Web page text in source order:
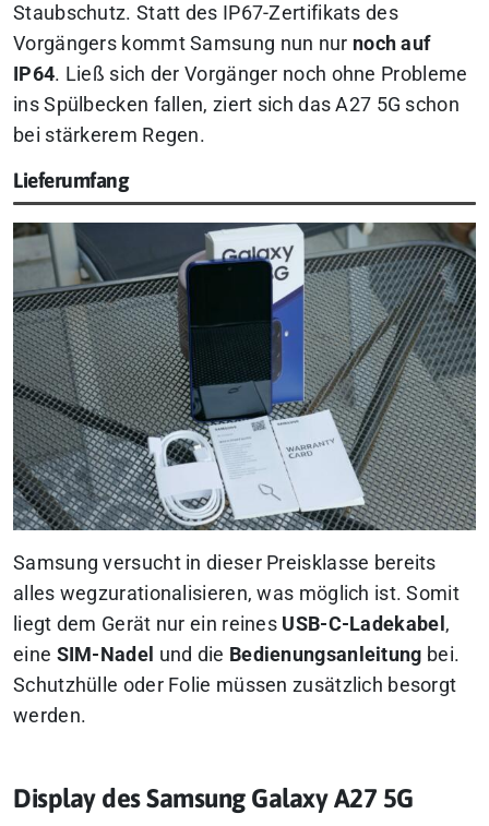
Staubschutz. Statt des IP67-Zertifikats des
Vorgängers kommt Samsung nun nur noch auf
IP64. Ließ sich der Vorgänger noch ohne Probleme
ins Spülbecken fallen, ziert sich das A27 5G schon
bei stärkerem Regen.
Lieferumfang
Samsung versucht in dieser Preisklasse bereits
alles wegzurationalisieren, was möglich ist. Somit
liegt dem Gerät nur ein reines USB-C-Ladekabel ,
eine SIM-Nadel und die Bedienungsanleitung bei.
Schutzhülle oder Folie müssen zusätzlich besorgt
werden.
Display des Samsung Galaxy A27 5G